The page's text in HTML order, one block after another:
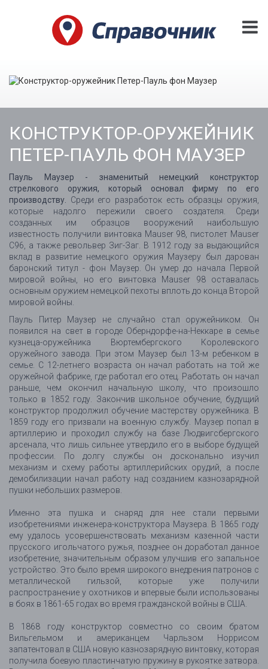
КОНСТРУКТОР-ОРУЖЕЙНИК
ПЕТЕР-ПАУЛЬ ФОН МАУЗЕР
Пауль Маузер - знаменитый немецкий конструктор
стрелкового оружия, который основал фирму по его
производству.
Среди его разработок есть образцы оружия,
которые надолго пережили своего создателя. Среди
созданных им образцов вооружений наибольшую
известность получили винтовка Mauser 98, пистолет Mauser
C96, а также револьвер Зиг-Заг. В 1912 году за выдающийся
вклад в развитие немецкого оружия Маузеру был дарован
баронский титул - фон Маузер. Он умер до начала Первой
мировой войны, но его винтовка Mauser 98 оставалась
основным оружием немецкой пехоты вплоть до конца Второй
мировой войны.
Пауль Питер Маузер не случайно стал оружейником. Он
появился на свет в городе Оберндорфе-на-Неккаре в семье
кузнеца-оружейника Вюртембергского Королевского
оружейного завода. При этом Маузер был 13-м ребенком в
семье. С 12-летнего возраста он начал работать на той же
оружейной фабрике, где работал его отец. Работать он начал
раньше, чем окончил начальную школу, что произошло
только в 1852 году. Закончив школьное обучение, будущий
конструктор продолжил обучение мастерству оружейника. В
1859 году его призвали на военную службу. Маузер попал в
артиллерию и проходил службу на базе Людвигсбергского
арсенала, что лишь сильнее утвердило его в выборе будущей
профессии. По долгу службы он досконально изучил
механизм и схему работы артиллерийских орудий, а после
демобилизации начал работу над созданием казнозарядной
пушки небольших размеров.
Именно эта пушка и снаряд для нее стали первыми
изобретениями инженера-конструктора Маузера. В 1865 году
ему удалось усовершенствовать механизм казенной части
прусского игольчатого ружья, позднее он доработал данное
изобретение, значительным образом улучшив его запальное
устройство. Это было время широкого внедрения патронов с
металлической гильзой, которые уже получили
распространение у охотников и впервые были использованы
в боях в 1861-65 годах во время гражданской войны в США.
В 1868 году конструктор совместно со своим братом
Вильгельмом и американцем Чарльзом Норрисом
запатентовал в США новую казнозарядную винтовку, которая
получила боевую пластинчатую пружину в рукоятке затвора.